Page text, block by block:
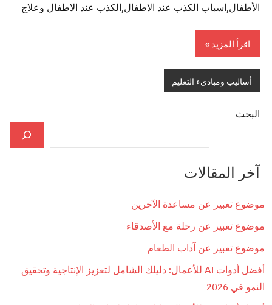
الأطفال,اسباب الكذب عند الاطفال,الكذب عند الاطفال وعلاج
اقرأ المزيد
أساليب ومبادىء التعليم
البحث
آخر المقالات
موضوع تعبير عن مساعدة الآخرين
موضوع تعبير عن رحلة مع الأصدقاء
موضوع تعبير عن آداب الطعام
أفضل أدوات AI للأعمال: دليلك الشامل لتعزيز الإنتاجية وتحقيق
النمو في 2026